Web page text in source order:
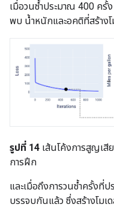
เมื่อวนซ้ำประมาณ 400 ครั้ง
พบ น้ำหนักและอคติที่สร้าง
รูปที่ 14 เส้นโค้งการสูญเสี
การฝึก
และเมื่อถึงการวนซ้ำครั้งที่ป
บรรจบกันแล้ว ซึ่งสร้างโมเ